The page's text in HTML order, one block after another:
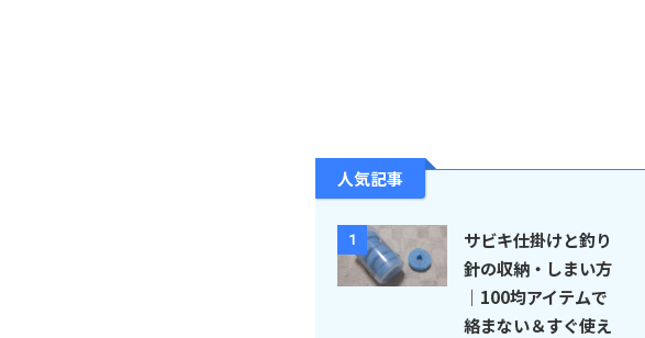
人気記事
1
サビキ仕掛けと釣り
針の収納・しまい方
｜100均アイテムで
絡まない＆すぐ使え